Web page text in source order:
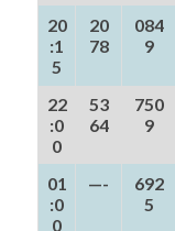
20
:1
5
20
78
084
9
22
:0
0
53
64
750
9
01
:0
0
—-
692
5